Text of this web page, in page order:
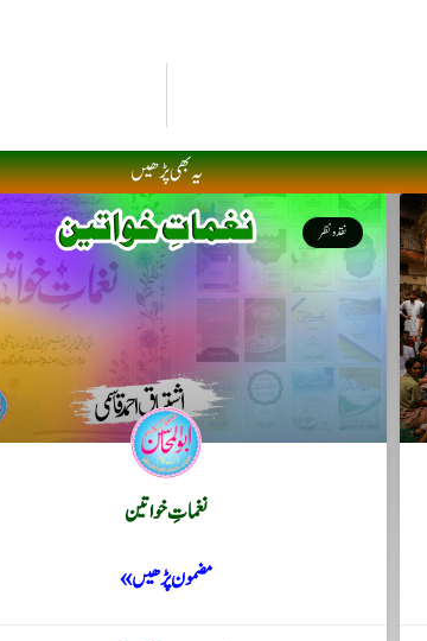
یہ بھی پڑھیں
نقد ونظر
نغماتِ خواتین
مضمون پڑھیں »